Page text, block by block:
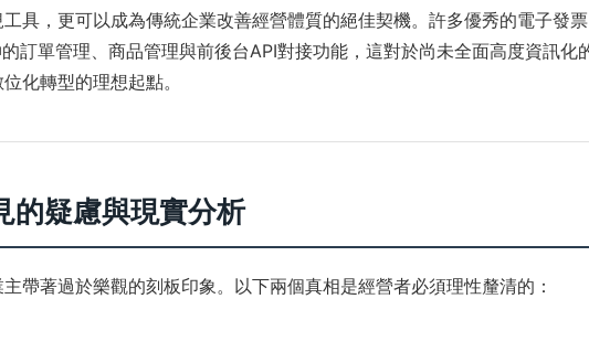
具，更可以成為傳統企業改善經營體質的絕佳契機。許多優秀的電子發票
訂單管理、商品管理與前後台API對接功能，這對於尚未全面高度資訊化
化轉型的理想起點。
的疑慮與現實分析
帶著過於樂觀的刻板印象。以下兩個真相是經營者必須理性釐清的：